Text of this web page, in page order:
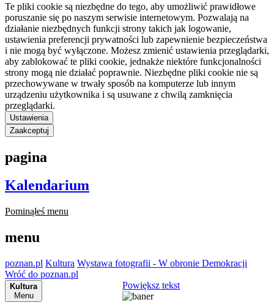
Te pliki cookie są niezbędne do tego, aby umożliwić prawidłowe
poruszanie się po naszym serwisie internetowym. Pozwalają na
działanie niezbędnych funkcji strony takich jak logowanie,
ustawienia preferencji prywatności lub zapewnienie bezpieczeństwa
i nie mogą być wyłączone. Możesz zmienić ustawienia przeglądarki,
aby zablokować te pliki cookie, jednakże niektóre funkcjonalności
strony mogą nie działać poprawnie. Niezbędne pliki cookie nie są
przechowywane w trwały sposób na komputerze lub innym
urządzeniu użytkownika i są usuwane z chwilą zamknięcia
przeglądarki.
Ustawienia
Zaakceptuj
pagina
Kalendarium
Pominąłeś menu
menu
poznan.pl Kultura Wystawa fotografii - W obronie Demokracji
Wróć do poznan.pl
Kultura
Menu
Powiększ tekst